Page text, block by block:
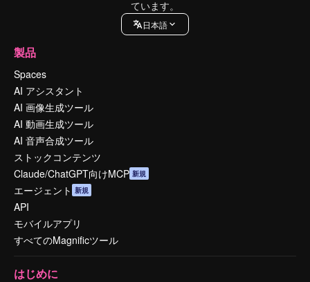
ています。
日本語
製品
Spaces
AI アシスタント
AI 画像生成ツール
AI 動画生成ツール
AI 音声合成ツール
ストックコンテンツ
Claude/ChatGPT向けMCP 新規
エージェント 新規
API
モバイルアプリ
すべてのMagnificツール
はじめに